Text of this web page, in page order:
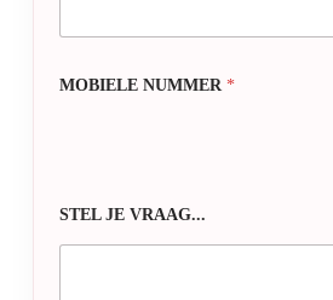
MOBIELE NUMMER*
STEL JE VRAAG...